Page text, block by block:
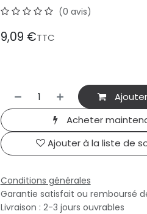
(0 avis)
9,09 €TTC
Acheter
Ajouter à la liste de
Conditions générales
Garantie satisfait ou remboursé
Livraison : 2-3 jours ouvrables